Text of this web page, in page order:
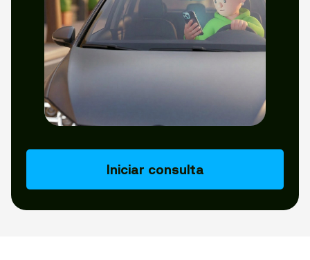
Iniciar consulta